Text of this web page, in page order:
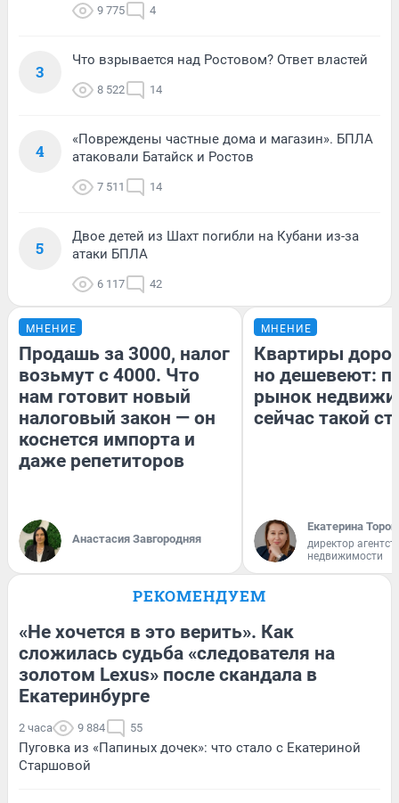
9 775 4
3
Что взрывается над Ростовом? Ответ властей
8 522 14
4
«Повреждены частные дома и магазин». БПЛА
атаковали Батайск и Ростов
7 511 14
5
Двое детей из Шахт погибли на Кубани из-за
атаки БПЛА
6 117 42
МНЕНИЕ
Продашь за 3000, налог
возьмут с 4000. Что
нам готовит новый
налоговый закон — он
коснется импорта и
даже репетиторов
Анастасия Завгородняя
МНЕНИЕ
Квартиры
но дешевеют:
рынок
сейчас такой
Екатерина
директор
недвижимости
РЕКОМЕНДУЕМ
«Не хочется в это верить». Как
сложилась судьба «следователя на
золотом Lexus» после скандала в
Екатеринбурге
2 часа 9 884 55
Пуговка из «Папиных дочек»: что стало с Екатериной
Старшовой